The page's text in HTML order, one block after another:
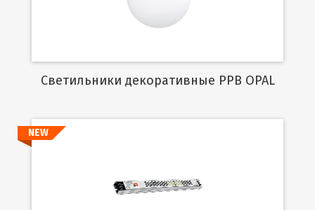
Cветильники декоративные PPB OPAL
Подробнее
NEW